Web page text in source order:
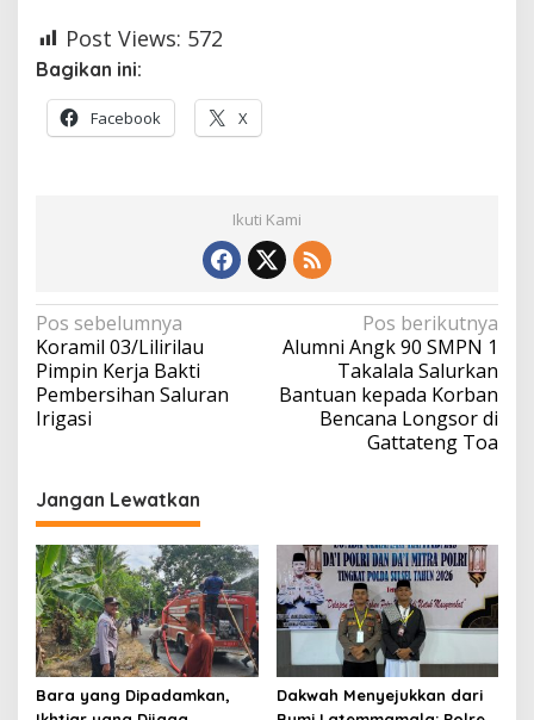
Post Views: 572
Bagikan ini:
Facebook X
Ikuti Kami
Navigasi
pos
Pos sebelumnya
Koramil 03/Lilirilau
Pimpin Kerja Bakti
Pembersihan Saluran
Irigasi
Pos berikutnya
Alumni Angk 90 SMPN 1
Takalala Salurkan
Bantuan kepada Korban
Bencana Longsor di
Gattateng Toa
Jangan Lewatkan
Bara yang Dipadamkan,
Dakwah Menyejukkan dari